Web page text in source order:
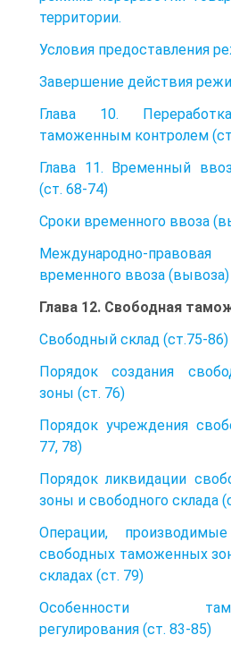
территории.
Условия предоставления
Завершение действия
Глава 10.
таможенным контролем
Глава 11. Временный
(ст. 68-74)
Сроки временного ввоза
Международно-
временного ввоза
Глава 12. Свободная
Свободный склад (ст.75-86)
Порядок создания
зоны (ст. 76)
Порядок учреждения
77, 78)
Порядок ликвидации
зоны и свободного склада
Операции,
свободных таможенных
складах (ст. 79)
Особенности
регулирования (ст. 83-85)